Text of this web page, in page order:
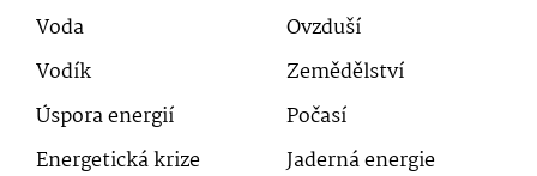
Voda
Ovzduší
Vodík
Zemědělství
Úspora energií
Počasí
Energetická krize
Jaderná energie